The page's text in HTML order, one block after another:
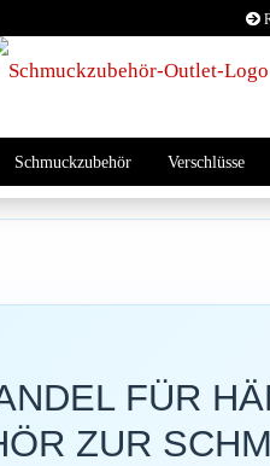
Schmuckzubehör Verschlüsse
FÜR
ZUR